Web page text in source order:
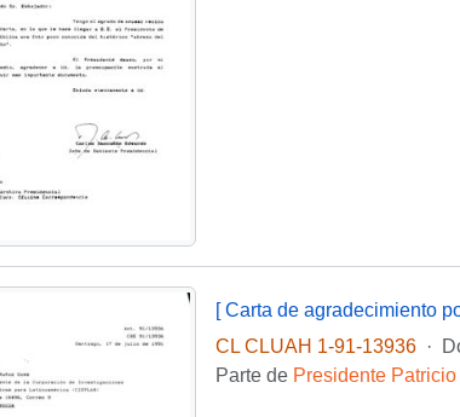
CL CLUAH 1-91-13936
·
Parte de Presidente